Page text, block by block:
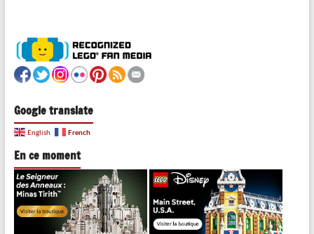
Google translate
English French
En ce moment